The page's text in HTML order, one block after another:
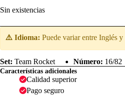
Sin existencias
⚠️ Idioma: Puede variar entre Inglés y
Set: Team Rocket Número: 16/82
Características adicionales
Calidad superior
Pago seguro